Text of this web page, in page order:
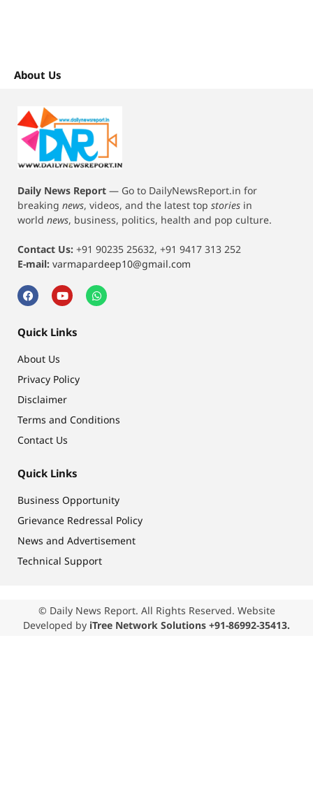
About Us
Daily News Report — Go to DailyNewsReport.in for
breaking news, videos, and the latest top stories in
world news, business, politics, health and pop culture.
Contact Us: +91 90235 25632, +91 9417 313 252
E-mail: varmapardeep10@gmail.com
Quick Links
About Us
Privacy Policy
Disclaimer
Terms and Conditions
Contact Us
Quick Links
Business Opportunity
Grievance Redressal Policy
News and Advertisement
Technical Support
© Daily News Report. All Rights Reserved. Website
Developed by iTree Network Solutions +91-86992-35413.